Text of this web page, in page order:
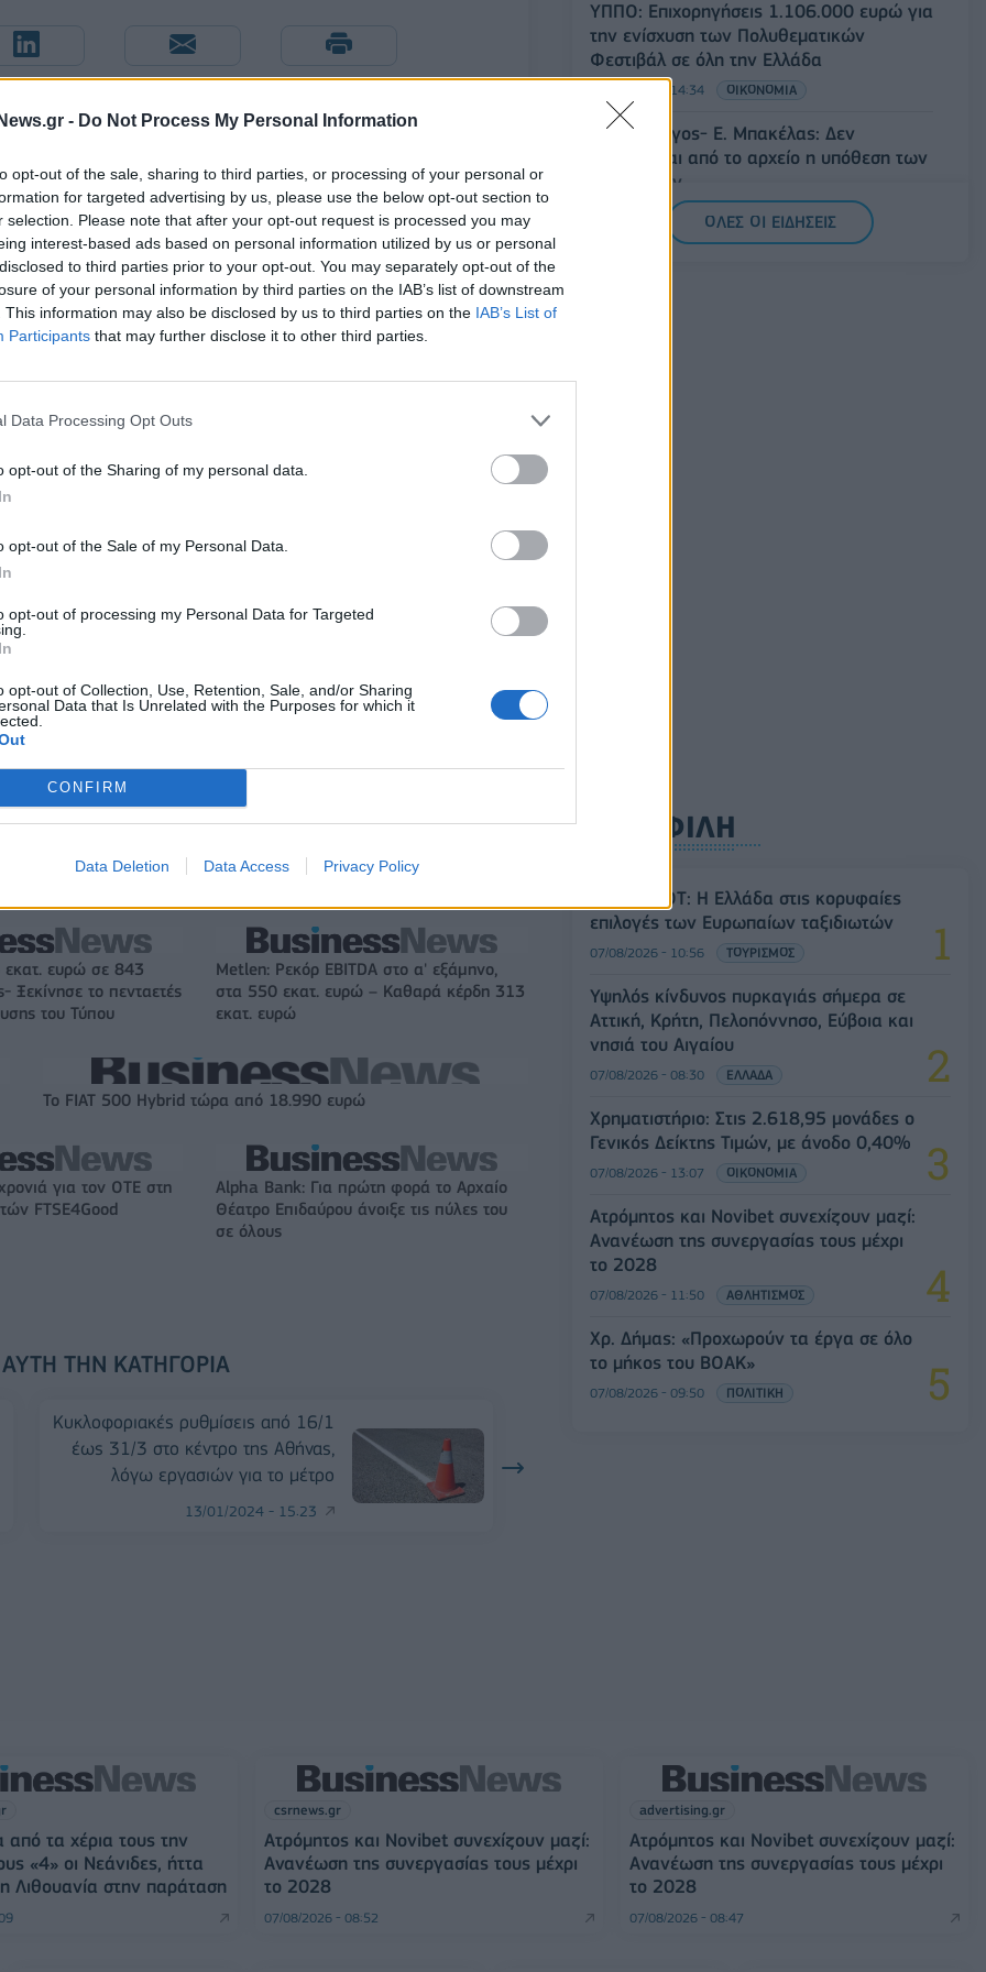
- Do Not Process My Personal Information
opt-out of the sale, sharing to third parties, or processing of your personal or
for targeted advertising by us, please use the below opt-out section to
selection. Please note that after your opt-out request is processed you may
interest-based ads based on personal information utilized by us or personal
to third parties prior to your opt-out. You may separately opt-out of the
of your personal information by third parties on the IAB’s list of downstream
This information may also be disclosed by us to third parties on the IAB’s List of
Participants that may further disclose it to other third parties.
Data Processing Opt Outs
opt-out of the Sharing of my personal data.
opt-out of the Sale of my Personal Data.
opt-out of processing my Personal Data for Targeted
opt-out of Collection, Use, Retention, Sale, and/or Sharing
Data that Is Unrelated with the Purposes for which it
CONFIRM
Data Deletion Data Access Privacy Policy
WNBA!
98,7 εκατ. ευρώ
& non alcohol
σύμβουλος της ΔΕΗ για την είσοδο στην
πολωνική αγορά ενέργειας
IAB Hellas: Νέα Διοικούσα Επιτροπή και νέο Διοικητικό Συμβούλιο
η ευρωπαϊκή
της αποδοτικότητας
Γιαννακόπουλος: «Όταν σου ρίχνουν μια πέτρα, τους
εκατ. ευρώ σε 843
Ξεκίνησε το πενταετές
του Τύπου
Metlen: Ρεκόρ EBITDA στο α' εξάμηνο,
στα 550 εκατ. ευρώ – Καθαρά κέρδη 313
εκατ. ευρώ
Το FIAT 500 Hybrid τώρα από 18.990 ευρώ
για τον ΟΤΕ στη
FTSE4Good
Alpha Bank: Για πρώτη φορά το Αρχαίο
Θέατρο Επιδαύρου άνοιξε τις πύλες του
σε όλους
ΤΗΝ ΚΑΤΗΓΟΡΊΑ
Κυκλοφοριακές ρυθμίσεις από 16/1
έως 31/3 στο κέντρο της Αθήνας,
λόγω εργασιών για το μέτρο
13/01/2024 - 15:23
ΥΠΠΟ: Επιχορηγήσεις 1.106.000 ευρώ για
την ενίσχυση των Πολυθεματικών
Φεστιβάλ σε όλη την Ελλάδα
07/08/2026 - 14:34 ΟΙΚΟΝΟΜΙΑ
Άρειος Πάγος- Ε. Μπακέλας: Δεν
ανασύρεται από το αρχείο η υπόθεση των
υποκλοπών
07/08/2026 - 14:11
ΟΛΕΣ ΟΙ ΕΙΔΗΣΕΙΣ
ΔΗΜΟΦΙΛΗ
Έρευνα ΕΟΤ: Η Ελλάδα στις κορυφαίες
επιλογές των Ευρωπαίων ταξιδιωτών
07/08/2026 - 10:56 ΤΟΥΡΙΣΜΟΣ
Υψηλός κίνδυνος πυρκαγιάς σήμερα σε
Αττική, Κρήτη, Πελοπόννησο, Εύβοια και
νησιά του Αιγαίου
07/08/2026 - 08:30 ΕΛΛΑΔΑ
Χρηματιστήριο: Στις 2.618,95 μονάδες ο
Γενικός Δείκτης Τιμών, με άνοδο 0,40%
07/08/2026 - 13:07 ΟΙΚΟΝΟΜΙΑ
Ατρόμητος και Novibet συνεχίζουν μαζί:
Ανανέωση της συνεργασίας τους μέχρι
το 2028
07/08/2026 - 11:50 ΑΘΛΗΤΙΣΜΟΣ
Χρ. Δήμας: «Προχωρούν τα έργα σε όλο
το μήκος του ΒΟΑΚ»
07/08/2026 - 09:50 ΠΟΛΙΤΙΚΗ
τα χέρια τους την
«4» οι Νεάνιδες, ήττα
Λιθουανία στην παράταση
csrnews.gr
Ατρόμητος και Novibet συνεχίζουν μαζί:
Ανανέωση της συνεργασίας τους μέχρι
το 2028
07/08/2026 - 08:52
advertising.gr
Ατρόμητος και Novibet συνεχίζουν μαζί:
Ανανέωση της συνεργασίας τους μέχρι
το 2028
07/08/2026 - 08:47